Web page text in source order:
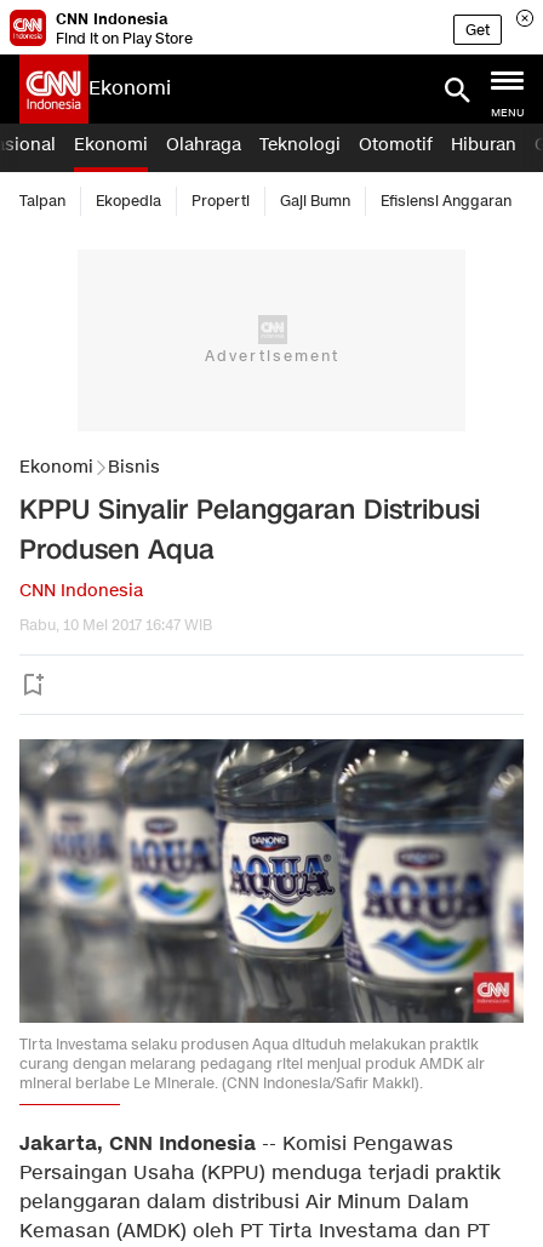
CNN Indonesia
Find it on Play Store
Get
Ekonomi
MENU
Ekonomi Olahraga Teknologi Otomotif Hiburan
Taipan Ekopedia Properti Gaji Bumn Efisiensi Anggaran
Ekonomi Bisnis
KPPU Sinyalir Pelanggaran Distribusi
Produsen Aqua
CNN Indonesia
Rabu, 10 Mei 2017 16:47 WIB
Tirta Investama selaku produsen Aqua dituduh melakukan praktik
curang dengan melarang pedagang ritel menjual produk AMDK air
mineral berlabe Le Minerale. (CNN Indonesia/Safir Makki).
Jakarta, CNN Indonesia -- Komisi Pengawas
Persaingan Usaha (KPPU) menduga terjadi praktik
pelanggaran dalam distribusi Air Minum Dalam
Kemasan (AMDK) oleh PT Tirta Investama dan PT